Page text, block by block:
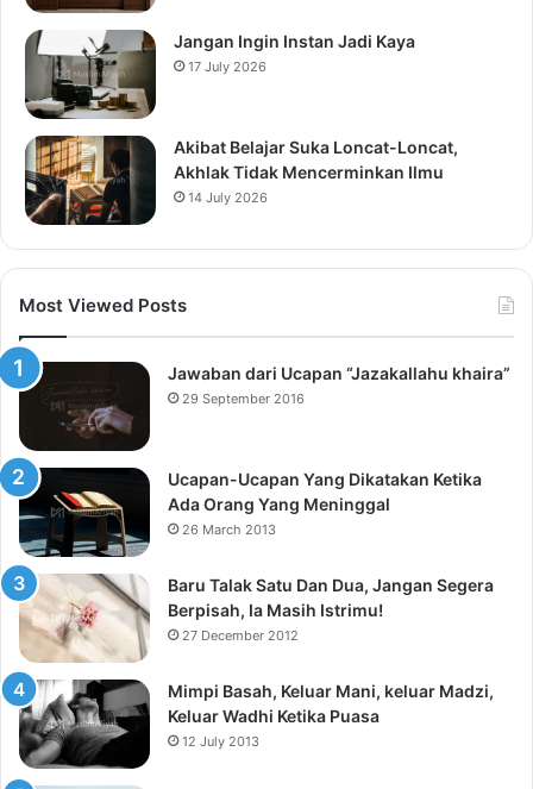
Jangan Ingin Instan Jadi Kaya
17 July 2026
Akibat Belajar Suka Loncat-Loncat,
Akhlak Tidak Mencerminkan Ilmu
14 July 2026
Most Viewed Posts
Jawaban dari Ucapan “Jazakallahu khaira”
29 September 2016
Ucapan-Ucapan Yang Dikatakan Ketika
Ada Orang Yang Meninggal
26 March 2013
Baru Talak Satu Dan Dua, Jangan Segera
Berpisah, Ia Masih Istrimu!
27 December 2012
Mimpi Basah, Keluar Mani, keluar Madzi,
Keluar Wadhi Ketika Puasa
12 July 2013